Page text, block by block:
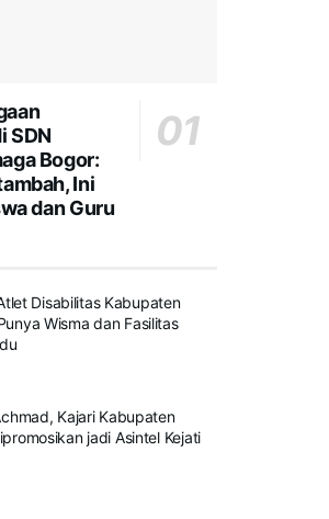
SDN
Bogor:
Ini
dan Guru
Disabilitas Kabupaten
Wisma dan Fasilitas
Kajari Kabupaten
jadi Asintel Kejati